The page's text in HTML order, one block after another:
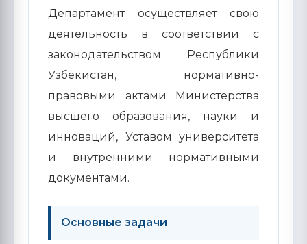
Департамент осуществляет свою
деятельность в соответствии с
законодательством Республики
Узбекистан, нормативно-
правовыми актами Министерства
высшего образования, науки и
инноваций, Уставом университета
и внутренними нормативными
документами.
Основные задачи